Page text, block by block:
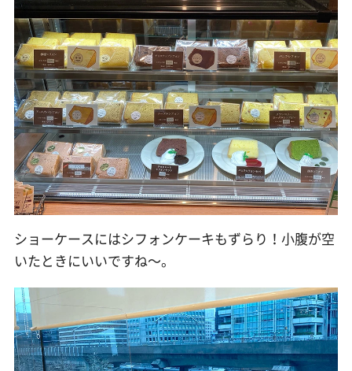
ショーケースにはシフォンケーキもずらり！小腹が空
いたときにいいですね〜。